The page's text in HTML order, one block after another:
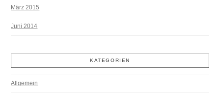
März 2015
Juni 2014
KATEGORIEN
Allgemein